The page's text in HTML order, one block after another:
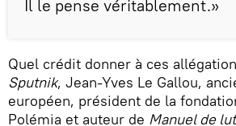
Il le pense véritablement.»
Quel crédit donner à ces
Sputnik, Jean-Yves Le Gallou,
européen, président de la
Polémia et auteur de Manuel de